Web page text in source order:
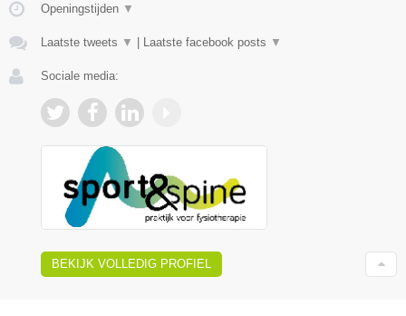
Openingstijden ▼
Laatste tweets ▼ | Laatste facebook posts ▼
Sociale media:
BEKIJK VOLLEDIG PROFIEL